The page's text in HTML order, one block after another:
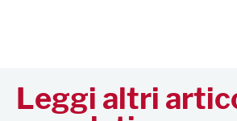
Leggi altri